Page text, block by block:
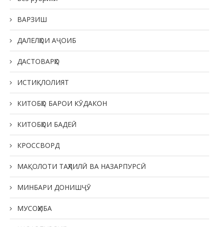
ВАРЗИШ
ДАЛЕЛҲОИ АҶОИБ
ДАСТОВАРҲО
ИСТИҚЛОЛИЯТ
КИТОБҲО БАРОИ КӮДАКОН
КИТОБҲОИ БАДЕӢ
КРОССВОРД
МАҚОЛОТИ ТАҲЛИЛӢ ВА НАЗАРПУРСӢ
МИНБАРИ ДОНИШҶӮ
МУСОҲИБА